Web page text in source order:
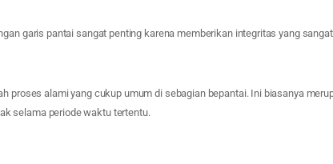
garis pantai sangat penting karena memberikan integritas yang
proses alami yang cukup umum di sebagian bepantai. Ini biasanya
selama periode waktu tertentu.